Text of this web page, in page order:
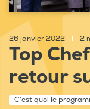
26 janvier 2022 2
Top
retour
C'est quoi le